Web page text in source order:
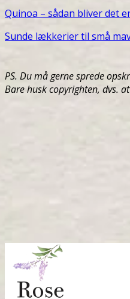
Quinoa – sådan bliver det
Sunde lækkerier til små
PS. Du må gerne sprede
Bare husk copyrighten, dvs.